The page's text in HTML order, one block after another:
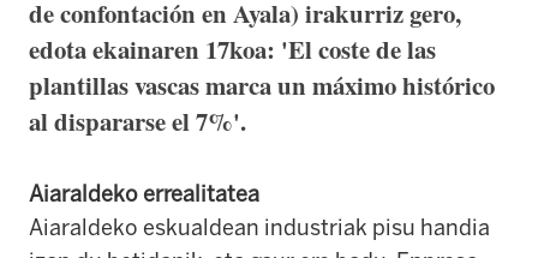
de confontación en Ayala) irakurriz gero,
edota ekainaren 17koa: 'El coste de las
plantillas vascas marca un máximo histórico
al dispararse el 7%'.
Aiaraldeko errealitatea
Aiaraldeko eskualdean industriak pisu handia